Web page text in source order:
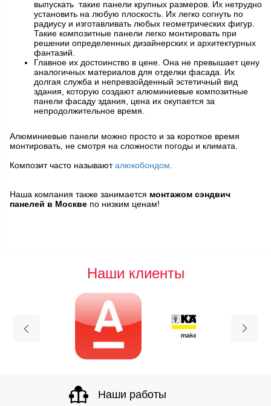
выпускать такие панели крупных размеров. Их нетрудно
установить на любую плоскость. Их легко согнуть по
радиусу и изготавливать любых геометрических фигур.
Такие композитные панели легко монтировать при
решении определенных дизайнерских и архитектурных
фантазий.
Главное их достоинство в цене. Она не превышает цену
аналогичных материалов для отделки фасада. Их
долгая служба и непревзойденный эстетичный вид
здания, которую создают алюминиевые композитные
панели фасаду здания, цена их окупается за
непродолжительное время.
Алюминиевые панели можно просто и за короткое время
монтировать, не смотря на сложности погоды и климата.
Композит часто называюталюкобондом
Наша компания также занимается монтажом сэндвич
панелей в Москве по низким ценам!
Наши клиенты
Наши работы